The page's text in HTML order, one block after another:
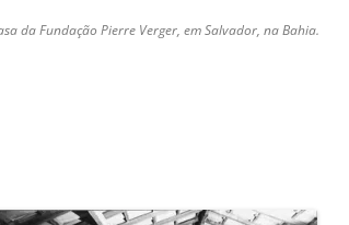
da Fundação Pierre Verger, em Salvador, na Bahia.